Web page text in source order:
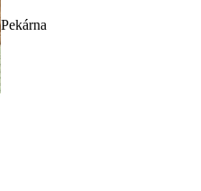
Pekárna